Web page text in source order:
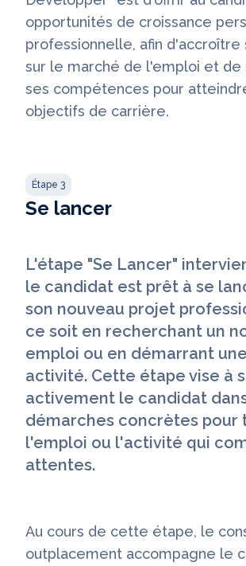
opportunités de croissance
professionnelle, afin d'accroître
sur le marché de l'emploi et
ses compétences pour
objectifs de carrière.
Se lancer
Étape 3
L'étape "Se Lancer"
le candidat est prêt à se
son nouveau projet
ce soit en recherchant un
emploi ou en démarrant
activité. Cette étape vise à
activement le candidat
démarches concrètes pour
l'emploi ou l'activité qui
attentes.
Au cours de cette étape, le
outplacement accompagne le